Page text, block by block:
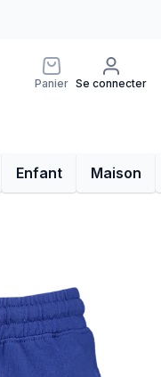
Panier Se connecter
Enfant Maison